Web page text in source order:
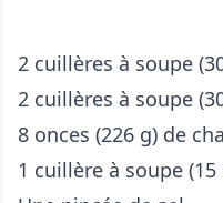
2 cuillères à soupe
2 cuillères à soupe
8 onces (226 g) de
1 cuillère à soupe